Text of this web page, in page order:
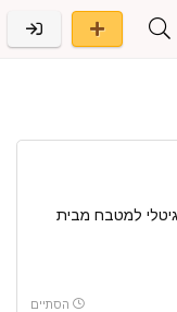
למטבח מבית
הסתיים